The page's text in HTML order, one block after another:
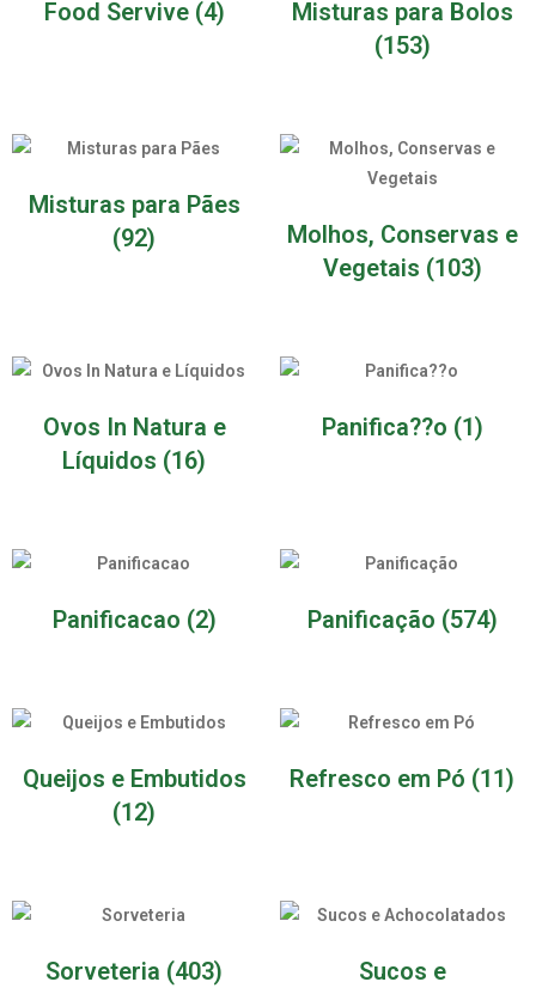
Food Servive (4)
Misturas para Bolos
(153)
Misturas para Pães
(92)
Molhos, Conservas e
Vegetais (103)
Ovos In Natura e
Líquidos (16)
Panifica??o (1)
Panificacao (2) Panificação (574)
Queijos e Embutidos
(12)
Refresco em Pó (11)
Sorveteria (403)
Sucos e